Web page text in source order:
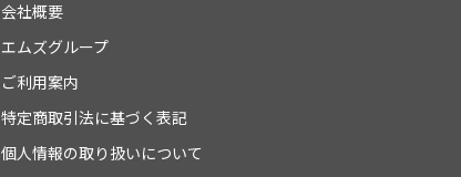
会社概要
エムズグループ
ご利用案内
特定商取引法に基づく表記
個人情報の取り扱いについて